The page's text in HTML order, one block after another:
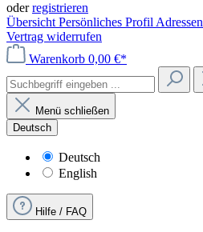
oderregistrieren
Übersicht Persönliches Profil Adressen
Vertrag widerrufen
Warenkorb 0,00 €*
Menü schließen
Deutsch
Deutsch
English
Hilfe / FAQ